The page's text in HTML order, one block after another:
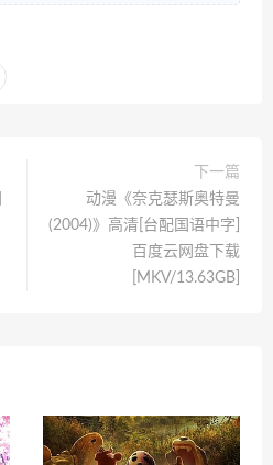
下一篇
动漫《奈克瑟斯奥特曼
(2004)》高清[台配国语中字]
百度云网盘下载
[MKV/13.63GB]